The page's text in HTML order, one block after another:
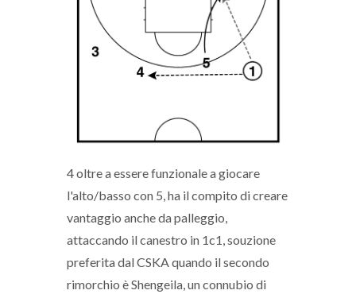
4 oltre a essere funzionale a giocare
l'alto/basso con 5, ha il compito di creare
vantaggio anche da palleggio,
attaccando il canestro in 1c1, souzione
preferita dal CSKA quando il secondo
rimorchio è Shengeila, un connubio di